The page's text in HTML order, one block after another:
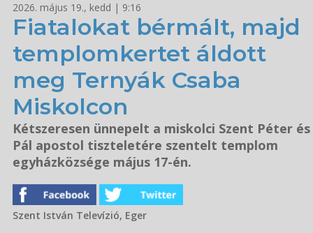
2026. május 19., kedd | 9:16
Fiatalokat bérmált, majd
templomkertet áldott
meg Ternyák Csaba
Miskolcon
Kétszeresen ünnepelt a miskolci Szent Péter és
Pál apostol tiszteletére szentelt templom
egyházközsége május 17-én.
Szent István Televízió, Eger